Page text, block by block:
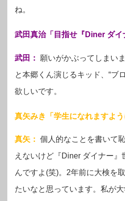
ね。
武田真治「目指せ『Diner ダイ
武田：
願いがかぶってしまい
と本郷くん演じるキッド、“ブ
欲しいです。
真矢みき「学生になれますよう
真矢： 個人的なことを書いて
えないけど『Diner ダイナー』
んですよ(笑)。2年前に大検を
たいなと思っています。私が